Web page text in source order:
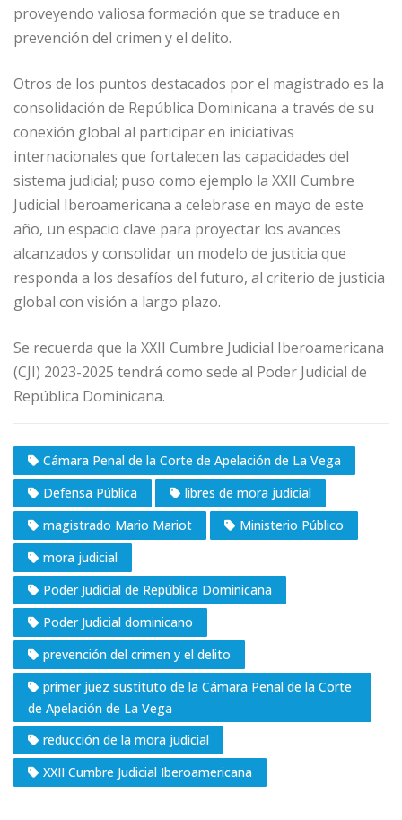
proveyendo valiosa formación que se traduce en
prevención del crimen y el delito.
Otros de los puntos destacados por el magistrado es la
consolidación de República Dominicana a través de su
conexión global al participar en iniciativas
internacionales que fortalecen las capacidades del
sistema judicial; puso como ejemplo la XXII Cumbre
Judicial Iberoamericana a celebrase en mayo de este
año, un espacio clave para proyectar los avances
alcanzados y consolidar un modelo de justicia que
responda a los desafíos del futuro, al criterio de justicia
global con visión a largo plazo.
Se recuerda que la XXII Cumbre Judicial Iberoamericana
(CJI) 2023-2025 tendrá como sede al Poder Judicial de
República Dominicana.
Cámara Penal de la Corte de Apelación de La Vega
Defensa Pública
libres de mora judicial
magistrado Mario Mariot
Ministerio Público
mora judicial
Poder Judicial de República Dominicana
Poder Judicial dominicano
prevención del crimen y el delito
primer juez sustituto de la Cámara Penal de la Corte
de Apelación de La Vega
reducción de la mora judicial
XXII Cumbre Judicial Iberoamericana